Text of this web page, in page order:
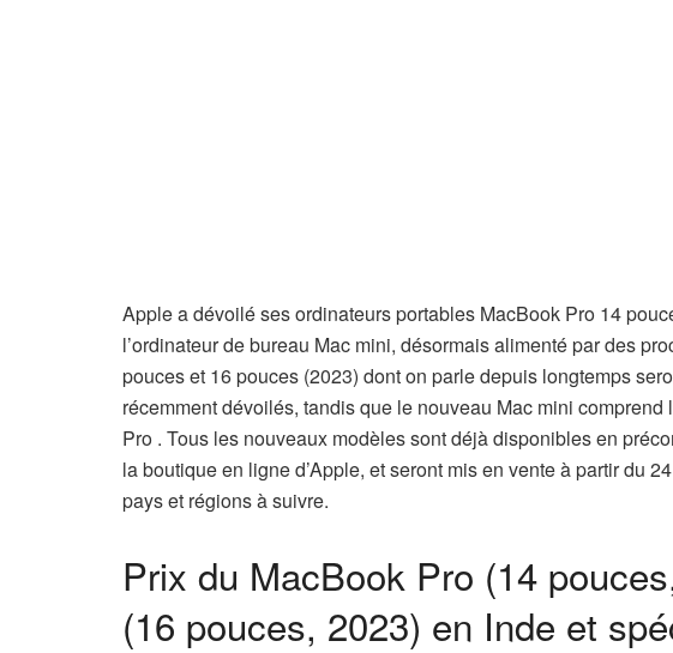
Apple a dévoilé ses ordinateurs portables MacBook Pro 14
l’ordinateur de bureau Mac mini, désormais alimenté par des
pouces et 16 pouces (2023) dont on parle depuis longtemps
récemment dévoilés, tandis que le nouveau Mac mini
Pro . Tous les nouveaux modèles sont déjà disponibles en
la boutique en ligne d’Apple, et seront mis en vente à partir du
pays et régions à suivre.
Prix ​​du MacBook Pro (14
(16 pouces, 2023) en Inde et